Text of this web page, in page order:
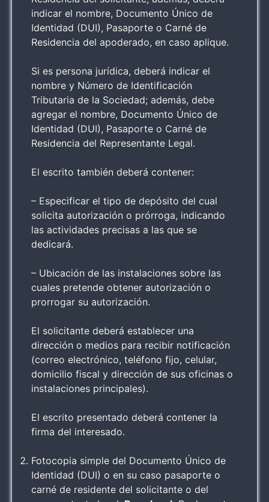
indicar el nombre, Documento Único de
Identidad (DUI), Pasaporte o Carné de
Residencia del apoderado, en caso aplique.
Si es persona jurídica, deberá indicar el
nombre y Número de Identificación
Tributaria de la Sociedad; además, debe
agregar el nombre, Documento Único de
Identidad (DUI), Pasaporte o Carné de
Residencia del Representante Legal.
El escrito también deberá contener:
– Especificar el tipo de depósito del cual
solicita autorización o prórroga, indicando
las actividades precisas a las que se
dedicará.
– Ubicación de las instalaciones sobre las
cuales pretende obtener autorización o
prorrogar su autorización.
El solicitante deberá establecer una
dirección o medios para recibir notificación
(correo electrónico, teléfono fijo, celular,
domicilio fiscal y dirección de sus oficinas o
instalaciones principales).
El escrito presentado deberá contener la
firma del interesado.
Fotocopia simple del Documento Único de
Identidad (DUI) o en su caso pasaporte o
carné de residente del solicitante o del